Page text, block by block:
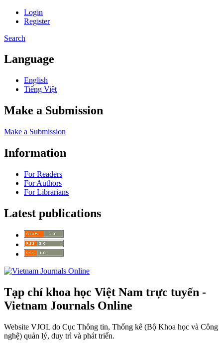
Login
Register
Search
Language
English
Tiếng Việt
Make a Submission
Make a Submission
Information
For Readers
For Authors
For Librarians
Latest publications
Tạp chí khoa học Việt Nam trực tuyến -
Vietnam Journals Online
Website VJOL do Cục Thông tin, Thống kê (Bộ Khoa học và Công
nghệ) quản lý, duy trì và phát triển.